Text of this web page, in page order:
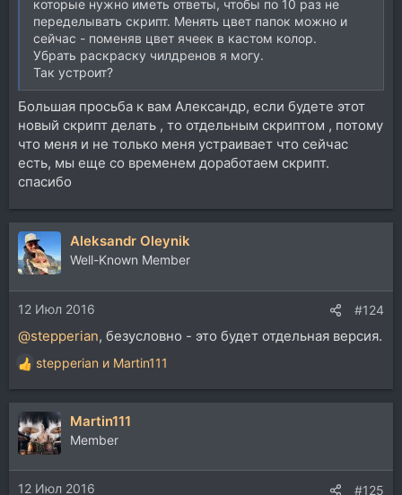
которые нужно иметь ответы, чтобы по 10 раз не
переделывать скрипт. Менять цвет папок можно и
сейчас - поменяв цвет ячеек в кастом колор.
Убрать раскраску чилдренов я могу.
Так устроит?
Большая просьба к вам Александр, если будете этот
новый скрипт делать , то отдельным скриптом , потому
что меня и не только меня устраивает что сейчас
есть, мы еще со временем доработаем скрипт.
спасибо
Aleksandr Oleynik
Well-Known Member
12 Июл 2016 #124
@stepperian, безусловно - это будет отдельная версия.
Р
е
а
к
ц
и
и
:
stepperian и Martin111
Martin111
Member
12 Июл 2016 #125